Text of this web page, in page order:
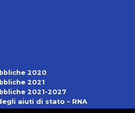
2020
2021
2021-2027
aiuti di stato – RNA